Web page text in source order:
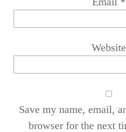
Website
Save my name, email,
browser for the next